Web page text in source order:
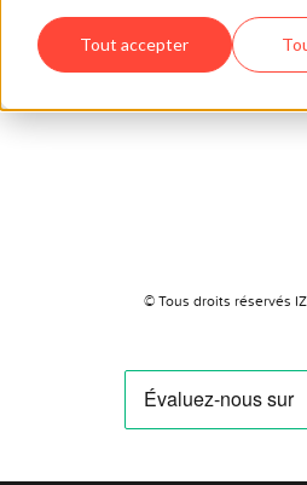
Tout accepter
© Tous droits réservés